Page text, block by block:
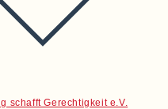
schafft Gerechtigkeit e.V.